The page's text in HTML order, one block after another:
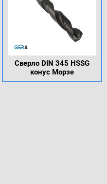
Сверло DIN 345 HSSG
конус Морзе